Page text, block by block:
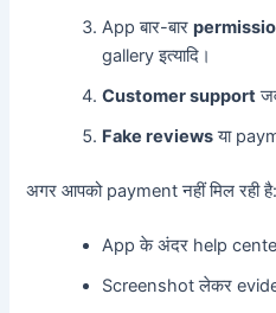
App बार-बार
gallery इत्यादि।
Customer support
Fake reviewsया
अगर आपको payment नहीं मिल रही है:
App के अंदर help
Screenshot लेकर